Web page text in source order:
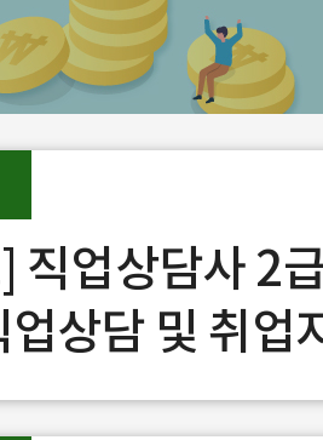
직업상담사 2
상담 및 취업